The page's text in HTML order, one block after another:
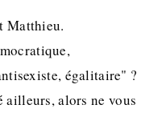
Matthieu.
égalitaire" ?
ailleurs, alors ne vous